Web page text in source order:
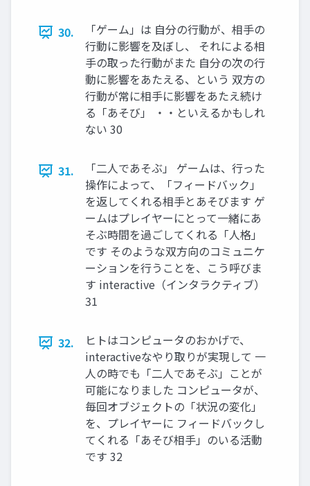
30.
「ゲーム」は 自分の行動が、相手の
行動に影響を及ぼし、 それによる相
手の取った行動がまた 自分の次の行
動に影響をあたえる、という 双方の
行動が常に相手に影響をあたえ続け
る「あそび」 ・・といえるかもしれ
ない 30
31.
「二人であそぶ」 ゲームは、行った
操作によって、「フィードバック」
を返してくれる相手とあそびます ゲ
ームはプレイヤーにとって一緒にあ
そぶ時間を過ごしてくれる「人格」
です そのような双方向のコミュニケ
ーションを行うことを、こう呼びま
す interactive（インタラクティブ）
31
32.
ヒトはコンピュータのおかげで、
interactiveなやり取りが実現して 一
人の時でも「二人であそぶ」ことが
可能になりました コンピュータが、
毎回オブジェクトの「状況の変化」
を、プレイヤーに フィードバックし
てくれる「あそび相手」のいる活動
です 32